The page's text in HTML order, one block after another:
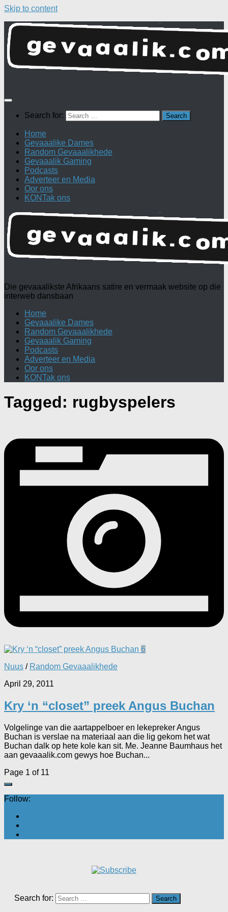
Skip to content
Search for:
Home
Gevaaalike Dames
Random Gevaaalikhede
Gevaaalik Gaming
Podcasts
Adverteer en Media
Oor ons
KONTak ons
Die gevaaalikste Afrikaans satire en vermaak website op die
interweb dansbaan
Home
Gevaaalike Dames
Random Gevaaalikhede
Gevaaalik Gaming
Podcasts
Adverteer en Media
Oor ons
KONTak ons
Tagged: rugbyspelers
6
Nuus / Random Gevaaalikhede
April 29, 2011
Kry ‘n “closet” preek Angus Buchan
Volgelinge van die aartappelboer en lekepreker Angus
Buchan is verslae na materiaal aan die lig gekom het wat
Buchan dalk op hete kole kan sit. Me. Jeanne Baumhaus het
aan gevaaalik.com gewys hoe Buchan...
Page 1 of 11
Follow:
Search for: